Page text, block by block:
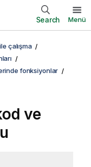
Search Menü
çalışma
fonksiyonlar
ve